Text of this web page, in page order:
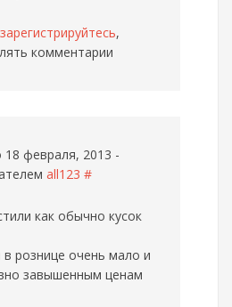
зарегистрируйтесь,
комментарии
февраля, 2013 -
all123 #
как обычно кусок
рознице очень мало и
завышенным ценам